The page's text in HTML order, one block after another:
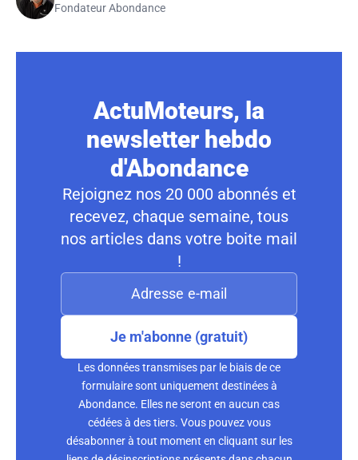
Fondateur Abondance
ActuMoteurs, la
newsletter hebdo
d'Abondance
Rejoignez nos 20 000 abonnés et
recevez, chaque semaine, tous
nos articles dans votre boite mail
!
Je m'abonne (gratuit)
Les données transmises par le biais de ce
formulaire sont uniquement destinées à
Abondance. Elles ne seront en aucun cas
cédées à des tiers. Vous pouvez vous
désabonner à tout moment en cliquant sur les